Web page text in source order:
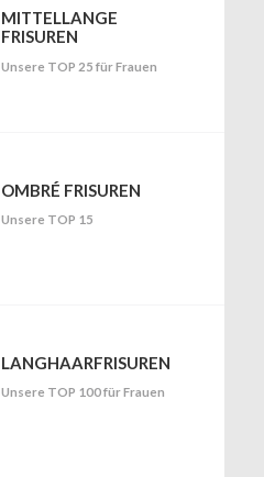
MITTELLANGE
FRISUREN
Unsere TOP 25 für Frauen
OMBRÉ FRISUREN
Unsere TOP 15
LANGHAARFRISUREN
Unsere TOP 100 für Frauen